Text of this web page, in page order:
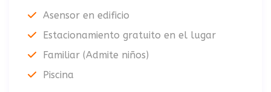
Asensor en edificio
Estacionamiento gratuito en el lugar
Familiar (Admite niños)
Piscina